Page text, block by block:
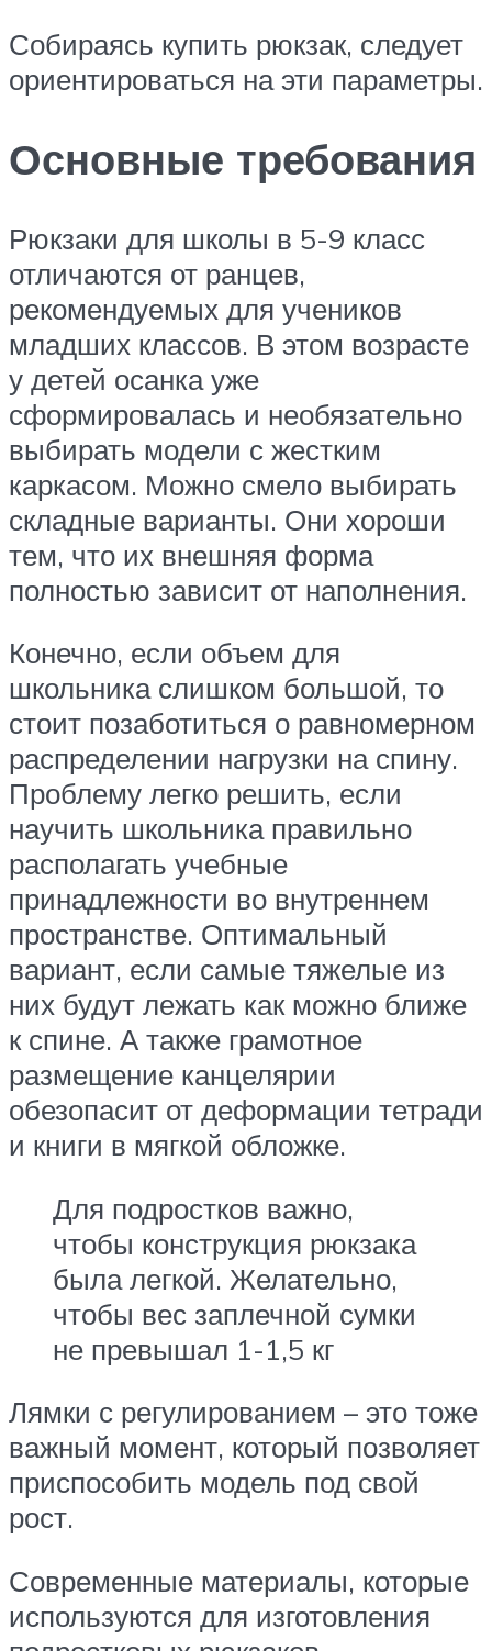
Собираясь купить рюкзак, следует
ориентироваться на эти параметры.
Основные требования
Рюкзаки для школы в 5-9 класс
отличаются от ранцев,
рекомендуемых для учеников
младших классов. В этом возрасте
у детей осанка уже
сформировалась и необязательно
выбирать модели с жестким
каркасом. Можно смело выбирать
складные варианты. Они хороши
тем, что их внешняя форма
полностью зависит от наполнения.
Конечно, если объем для
школьника слишком большой, то
стоит позаботиться о равномерном
распределении нагрузки на спину.
Проблему легко решить, если
научить школьника правильно
располагать учебные
принадлежности во внутреннем
пространстве. Оптимальный
вариант, если самые тяжелые из
них будут лежать как можно ближе
к спине. А также грамотное
размещение канцелярии
обезопасит от деформации тетради
и книги в мягкой обложке.
Для подростков важно,
чтобы конструкция рюкзака
была легкой. Желательно,
чтобы вес заплечной сумки
не превышал 1-1,5 кг
Лямки с регулированием – это тоже
важный момент, который позволяет
приспособить модель под свой
рост.
Современные материалы, которые
используются для изготовления